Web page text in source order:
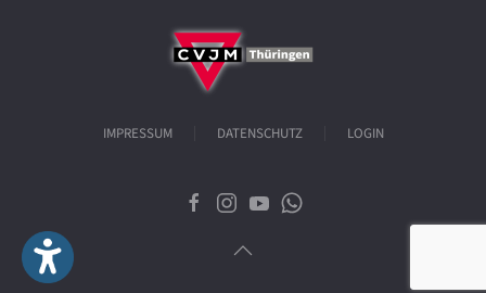
IMPRESSUM DATENSCHUTZ LOGIN